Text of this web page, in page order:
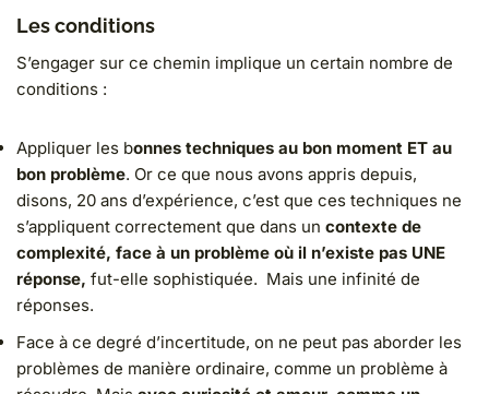
Les conditions
S’engager sur ce chemin implique un certain nombre de
conditions :
Appliquer les bonnes techniques au bon moment ET au
bon problème. Or ce que nous avons appris depuis,
disons, 20 ans d’expérience, c’est que ces techniques ne
s’appliquent correctement que dans un contexte de
complexité, face à un problème où il n’existe pas UNE
réponse, fut-elle sophistiquée. Mais une infinité de
réponses.
Face à ce degré d’incertitude, on ne peut pas aborder les
problèmes de manière ordinaire, comme un problème à